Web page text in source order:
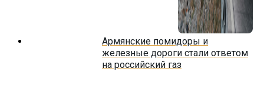
Армянские помидоры и
железные дороги стали ответом
на российский газ